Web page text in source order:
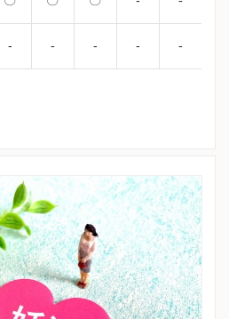
- - - - -
、または直接お問い合わせくださ